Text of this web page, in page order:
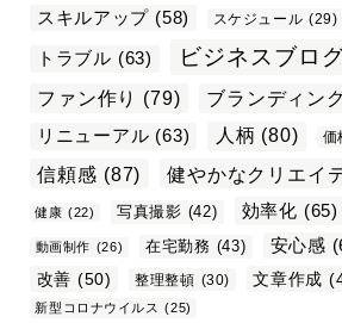
スキルアップ (58) スケジュール (29)
トラブル (63) ビジネスブロ
ファン作り (79) ブランディン
リニューアル (63) 人柄 (80) 価
信頼感 (87) 健やかなクリエイ
健康 (22) 写真撮影 (42) 効率化 (65)
動画制作 (26) 在宅勤務 (43) 安心感
改善 (50) 整理整頓 (30) 文章作成
新型コロナウイルス (25)